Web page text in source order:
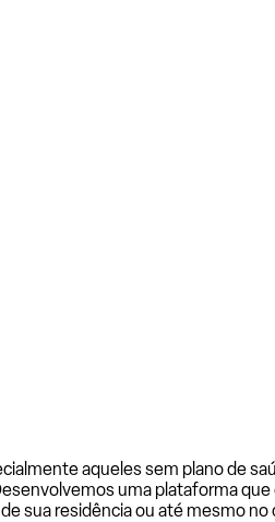
aqueles sem plano de
uma plataforma
sua residência ou até mesmo no